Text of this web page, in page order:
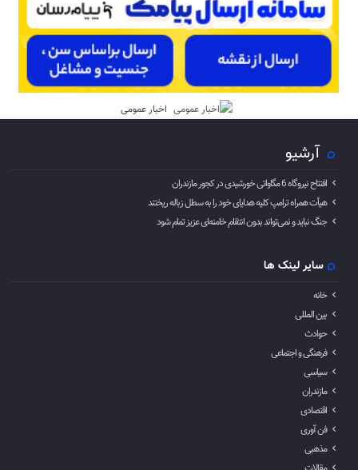
اخبار عمومی
آرشیو
افتتاح نیروگاه 6 مگاواتی خورشیدی در کجور مازندران
هیأت همراه ترامپ کلیه هدایای خود را به سطل زباله ریختند
جنگ نباید و نمی‌تواند بدون انتقام خامنه‌ای عزیز تمام شود
سایر لینک ها
خانه
بین المللی
حوادث
فرهنگی و اجتماعی
سیاسی
مازندران
اقتصادی
فن آوری
مذهبی